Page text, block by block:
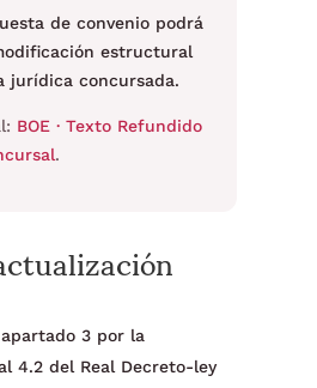
de convenio podrá
estructural
jurídica concursada.
BOE · Texto Refundido
.
3 por la
4.2 del Real Decreto-ley